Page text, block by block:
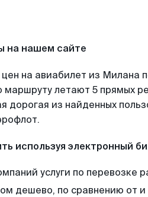
на нашем сайте
на авиабилет из Милана
летают 5 прямых
дорогая из найденных
используя электронный
услуги по перевозке
дешево, по сравнению от и